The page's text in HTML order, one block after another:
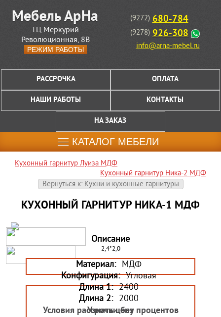
ТЦ Меркурий
Революционная, 8В
РЕЖИМ РАБОТЫ
(9272) 680-784
(9278) 926-308
info@arna-mebel.ru
РАССРОЧКА ОПЛАТА
НАШИ РАБОТЫ КОНТАКТЫ
НА ЗАКАЗ
КАТАЛОГ МЕБЕЛИ
Кухонный гарнитур Луиза МДФ
Кухонный гарнитур Ника-2 МДФ
Вернуться к: Кухни и кухонные гарнитуры
КУХОННЫЙ ГАРНИТУР НИКА-1 МДФ
Описание
2,4*2,0
Материал: МДФ
Конфигурация: Угловая
Длина 1: 2400
Длина 2: 2000
Узнать цену
Условия рассрочки без процентов